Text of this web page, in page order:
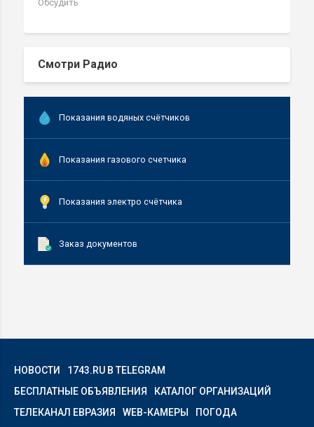
Обсудить
Смотри Радио
Показания водяных счётчиков
Показания газового счетчика
Показания электро счётчика
Заказ документов
НОВОСТИ
1743.RU В TELEGRAM
БЕСПЛАТНЫЕ ОБЪЯВЛЕНИЯ
КАТАЛОГ ОРГАНИЗАЦИЙ
ТЕЛЕКАНАЛ ЕВРАЗИЯ
WEB-КАМЕРЫ
ПОГОДА